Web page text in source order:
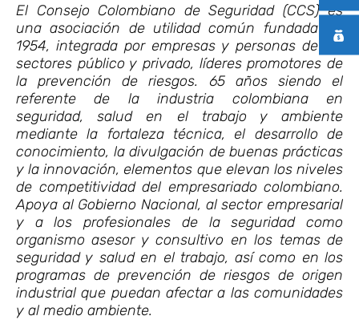
El Consejo Colombiano de Seguridad (CCS) es
una asociación de utilidad común fundada en
1954, integrada por empresas y personas de los
sectores público y privado, líderes promotores de
la prevención de riesgos. 65 años siendo el
referente de la industria colombiana en
seguridad, salud en el trabajo y ambiente
mediante la fortaleza técnica, el desarrollo de
conocimiento, la divulgación de buenas prácticas
y la innovación, elementos que elevan los niveles
de competitividad del empresariado colombiano.
Apoya al Gobierno Nacional, al sector empresarial
y a los profesionales de la seguridad como
organismo asesor y consultivo en los temas de
seguridad y salud en el trabajo, así como en los
programas de prevención de riesgos de origen
industrial que puedan afectar a las comunidades
y al medio ambiente.